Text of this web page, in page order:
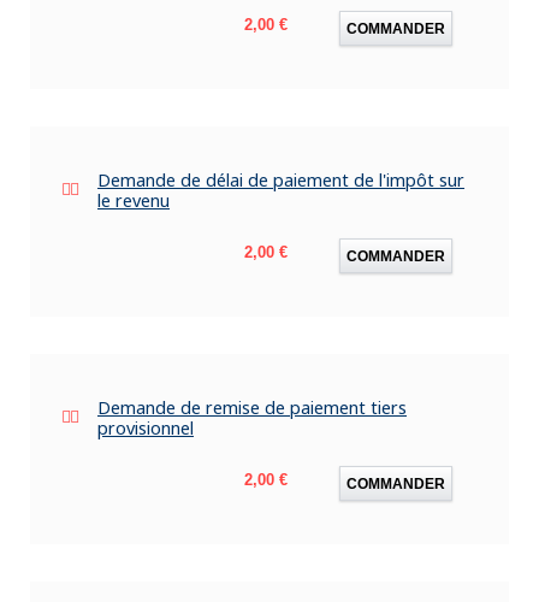
Prix
2,00 € COMMANDER
Demande de délai de paiement de l'impôt sur
le revenu
Prix
2,00 € COMMANDER
Demande de remise de paiement tiers
provisionnel
Prix
2,00 € COMMANDER